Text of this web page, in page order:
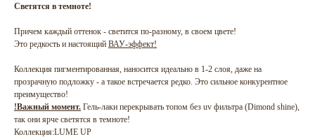
Светятся в темноте!
Причем каждый оттенок - светится по-разному, в своем цвете!
Это редкость и настоящий ВАУ-эффект!
Коллекция пигментированная, наносится идеально в 1-2 слоя, даже на
прозрачную подложку - а такое встречается редко. Это сильное конкурентное
преимущество!
!Важный момент. Гель-лаки перекрывать топом без uv фильтра (Dimond shine),
так они ярче светятся в темноте!
Коллекция:LUME UP